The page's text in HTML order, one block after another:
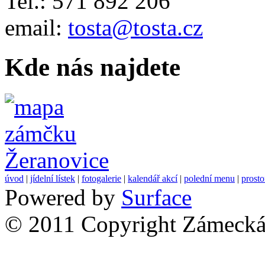
email: tosta@tosta.cz
Kde nás najdete
úvod | jídelní lístek | fotogalerie | kalendář akcí| polední menu |
Powered by Surface
© 2011 Copyright